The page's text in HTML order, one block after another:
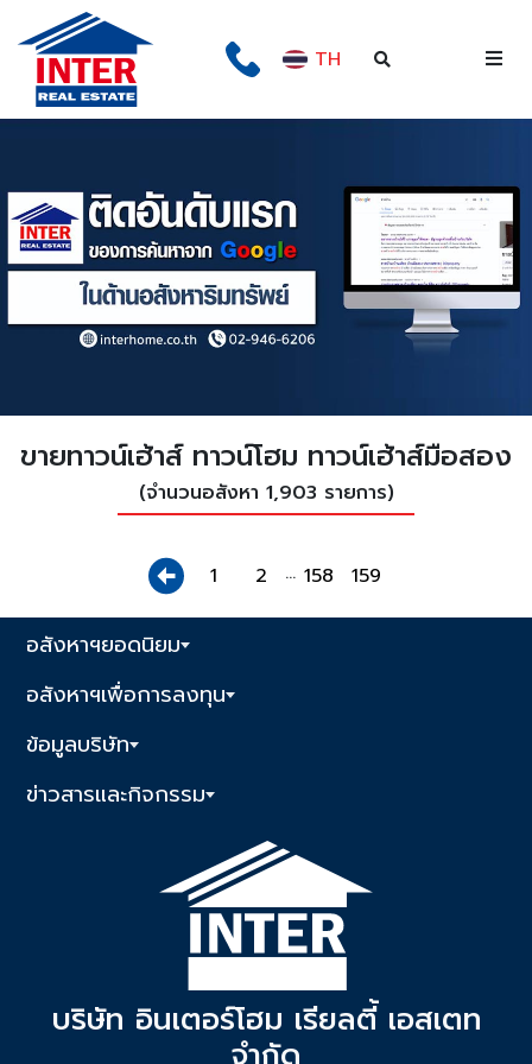
TH
ขายทาวน์เฮ้าส์ ทาวน์โฮม ทาวน์เฮ้าส์มือสอง
(จำนวนอสังหา 1,903 รายการ)
1 2 ... 158 159
อสังหาฯยอดนิยม
อสังหาฯเพื่อการลงทุน
ข้อมูลบริษัท
ข่าวสารและกิจกรรม
บริษัท อินเตอร์โฮม เรียลตี้ เอสเตท